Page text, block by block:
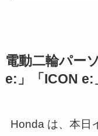
電動⼆輪パー
e:」「ICON
Honda は、本日